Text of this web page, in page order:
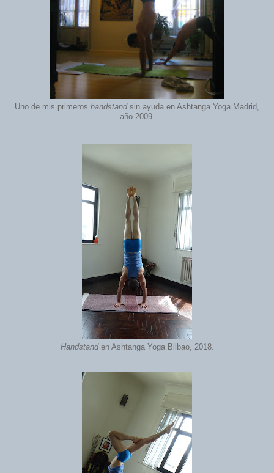
Uno de mis primeros handstand sin ayuda en Ashtanga Yoga Madrid,
año 2009.
Handstanden Ashtanga Yoga Bilbao, 2018.